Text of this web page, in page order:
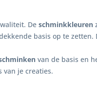
De schminkkleuren
basis op te zetten.
van de basis en
van je creaties.